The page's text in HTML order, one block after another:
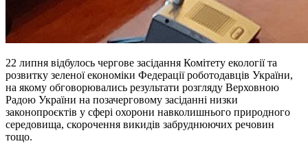
22 липня відбулось чергове засідання Комітету екології та
розвитку зеленої економіки Федерації роботодавців України,
на якому обговорювались результати розгляду Верховною
Радою України на позачерговому засіданні низки
законопроєктів у сфері охорони навколишнього природного
середовища, скорочення викидів забруднюючих речовин
тощо.